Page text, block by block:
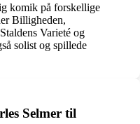
komik på forskellige
Billigheden,
Varieté og
solist og spillede
Selmer til